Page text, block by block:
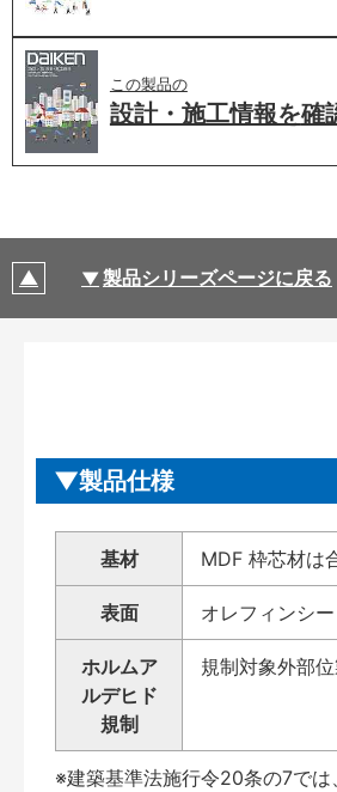
この製品の
設計・施工情報を確
製品シリーズページに戻る
製品仕様
基材 MDF 枠芯材は
表面 オレフィンシー
ホルムア
ルデヒド
規制
規制対象外部
※建築基準法施行令20条の7では